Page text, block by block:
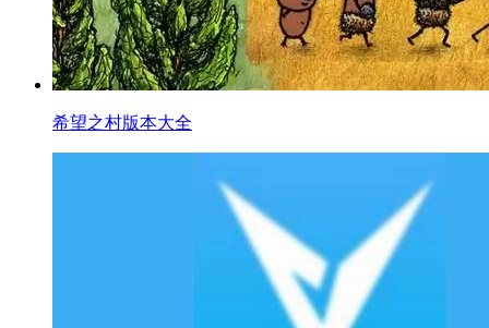
希望之村版本大全